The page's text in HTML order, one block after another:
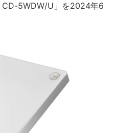
5WDW/U」を2024年6